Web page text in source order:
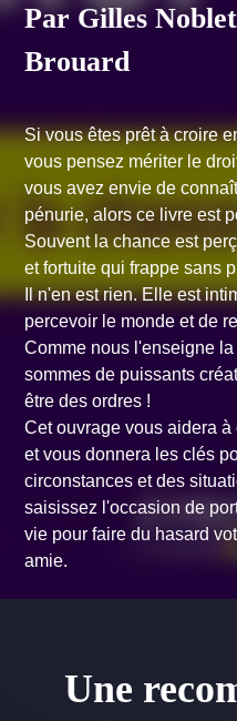
Par Gilles
Brouard
Si vous êtes prêt à croire
vous pensez mériter le
vous avez envie de
pénurie, alors ce livre est
Souvent la chance est
et fortuite qui frappe sans
Il n'en est rien. Elle est
percevoir le monde et de
Comme nous l'enseigne
sommes de puissants
être des ordres !
Cet ouvrage vous aidera
et vous donnera les clés
circonstances et des
saisissez l'occasion de
vie pour faire du hasard
amie.
Une